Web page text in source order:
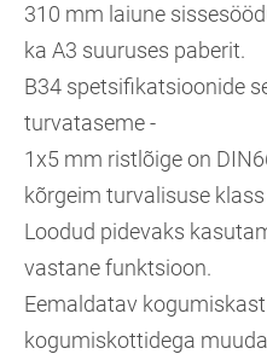
310 mm laiune
ka A3 suuruses paberit.
B34 spetsifikatsioonide
turvataseme -
1x5 mm ristlõige on
kõrgeim turvalisuse klass
Loodud pidevaks
vastane funktsioon.
Eemaldatav
kogumiskottidega